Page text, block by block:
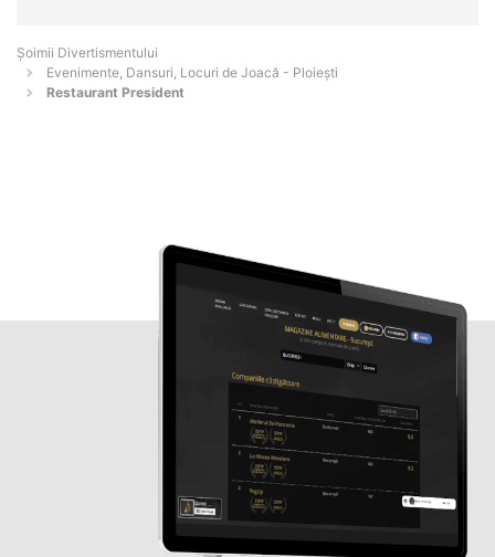
Şoimii Divertismentului
Evenimente, Dansuri, Locuri de Joacă - Ploieşti
Restaurant President